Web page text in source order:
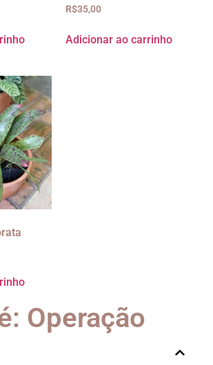
R$35,00
Adicionar ao carrinho
Operação